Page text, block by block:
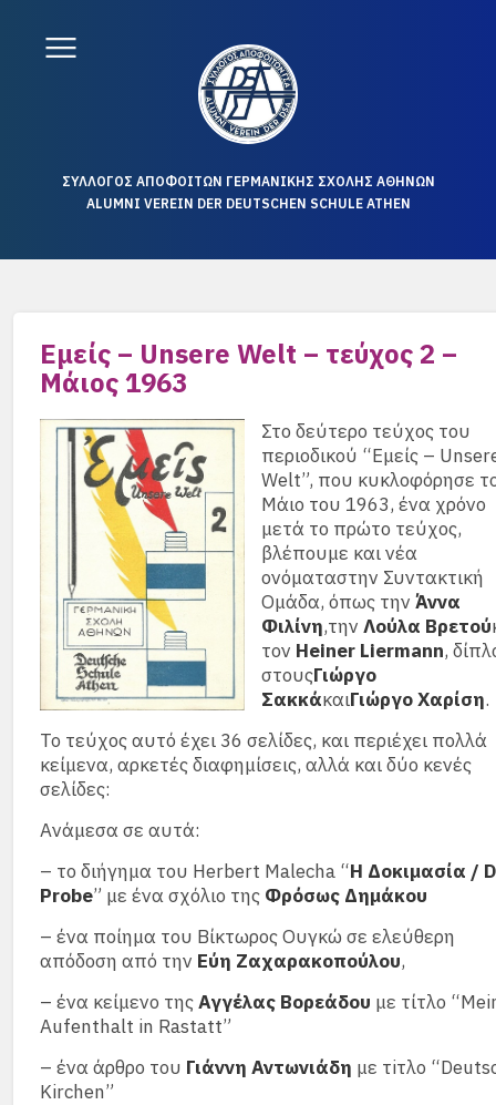
ΣΥΛΛΟΓΟΣ ΑΠΟΦΟΙΤΩΝ ΓΕΡΜΑΝΙΚΗΣ ΣΧΟΛΗΣ ΑΘΗΝΩΝ
ALUMNI VEREIN DER DEUTSCHEN SCHULE ATHEN
Εμείς – Unsere Welt – τεύχος 2 –
Μάιος 1963
Στο δεύτερο τεύχος του
περιοδικού “Εμείς –
Welt”, που κυκλοφόρησε
Μάιο του 1963, ένα χρόνο
μετά το πρώτο τεύχος,
βλέπουμε και νέα
ονόματαστην Συντακτική
Ομάδα, όπως την Άννα
Φιλίνη,την Λούλα Βρετού
τον Heiner Liermann,
στουςΓιώργο
ΣακκάκαιΓιώργο Χαρίση.
Το τεύχος αυτό έχει 36 σελίδες, και περιέχει πολλά
κείμενα, αρκετές διαφημίσεις, αλλά και δύο κενές
σελίδες:
Ανάμεσα σε αυτά:
– το διήγημα του Herbert Malecha “Η Δοκιμασία /
Probe” με ένα σχόλιο της Φρόσως Δημάκου
– ένα ποίημα του Βίκτωρος Ουγκώ σε ελεύθερη
απόδοση από την Εύη Ζαχαρακοπούλου,
– ένα κείμενο τηςΑγγέλας Βορεάδου με τίτλο
Aufenthalt in Rastatt”
– ένα άρθρο του Γιάννη Αντωνιάδη με τiτλο
Kirchen”